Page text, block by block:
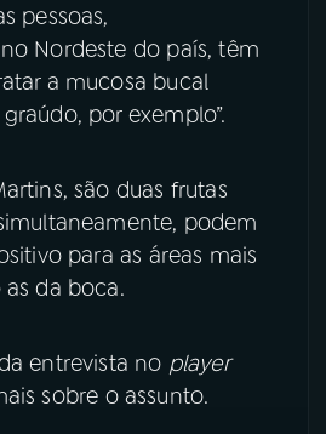
pessoas,
Nordeste do país, têm
a mucosa bucal
por exemplo”.
são duas frutas
podem
para as áreas mais
da boca.
entrevista no player
sobre o assunto.